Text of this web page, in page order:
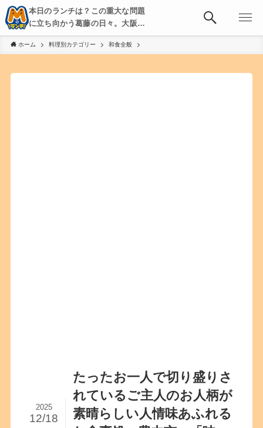
本日のランチは？この重大な問題
に立ち向かう葛藤の日々。大阪・
京都・神戸を中心とした食べ歩
き、飲み歩きを綴る。
ホーム 料理別カテゴリー 和食全般
たったお一人で切り盛りさ
れているご主人のお人柄が
素晴らしい人情味あふれる
2025
12/18